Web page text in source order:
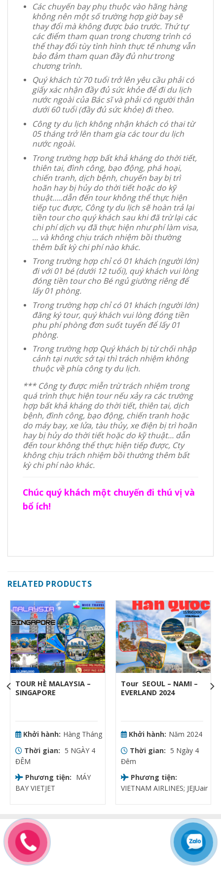
Các chuyến bay phụ thuộc vào hãng hàng
không nên một số trường hợp giờ bay sẽ
thay đổi mà không được báo trước. Thứ tự
các điểm tham quan trong chương trình có
thể thay đổi tùy tình hình thực tế nhưng vẫn
bảo đảm tham quan đầy đủ như trong
chương trình.
Quý khách từ 70 tuổi trở lên yêu cầu phải có
giấy xác nhận đầy đủ sức khỏe để đi du lịch
nước ngoài của Bác sĩ và phải có người thân
dưới 60 tuổi (đầy đủ sức khỏe) đi theo.
Công ty du lịch không nhận khách có thai từ
05 tháng trở lên tham gia các tour du lịch
nước ngoài.
Trong trường hợp bất khả kháng do thời tiết,
thiên tai, đình công, bạo động, phá hoại,
chiến tranh, dịch bệnh, chuyến bay bị trì
hoãn hay bị hủy do thời tiết hoặc do kỹ
thuật…..dẫn đến tour không thể thực hiện
tiếp tục được, Công ty du lịch sẽ hoàn trả lại
tiền tour cho quý khách sau khi đã trừ lại các
chi phí dịch vụ đã thực hiện như phí làm visa,
… và không chịu trách nhiệm bồi thường
thêm bất kỳ chi phí nào khác.
Trong trường hợp chỉ có 01 khách (người lớn)
đi với 01 bé (dưới 12 tuổi), quý khách vui lòng
đóng tiền tour cho Bé ngủ giường riêng để
lấy 01 phòng.
Trong trường hợp chỉ có 01 khách (người lớn)
đăng ký tour, quý khách vui lòng đóng tiền
phu phí phòng đơn suốt tuyến để lấy 01
phòng.
Trong trường hợp Quý khách bị từ chối nhập
cảnh tại nước sở tại thì trách nhiệm không
thuộc về phía công ty du lịch.
***Công ty được miễn trừ trách nhiệm trong
quá trình thực hiện tour nếu xảy ra các trường
hợp bất khả kháng do thời tiết, thiên tai, dịch
bệnh, đình công, bạo động, chiến tranh hoặc
do máy bay, xe lửa, tàu thủy, xe điện bị trì hoãn
hay bị hủy do thời tiết hoặc do kỹ thuật… dẫn
đến tour không thể thực hiện tiếp được, Cty
không chịu trách nhiệm bồi thường thêm bất
kỳ chi phí nào khác.
Chúc quý khách một chuyến đi thú vị và
bổ ích!
RELATED PRODUCTS
TOUR HÈ MALAYSIA –
SINGAPORE
Khởi hành: Hàng Tháng
Thời gian: 5 NGÀY 4
ĐÊM
Phương tiện: MÁY
BAY VIETJET
Tour SEOUL – NAMI –
EVERLAND 2024
Khởi hành: Năm 2024
Thời gian: 5 Ngày 4
Đêm
Phương tiện:
VIETNAM AIRLINES; JEJUair